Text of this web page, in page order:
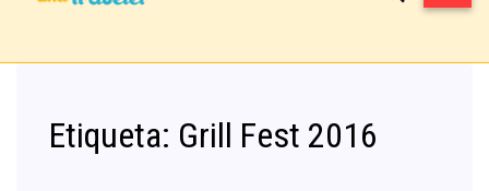
Etiqueta: Grill Fest 2016